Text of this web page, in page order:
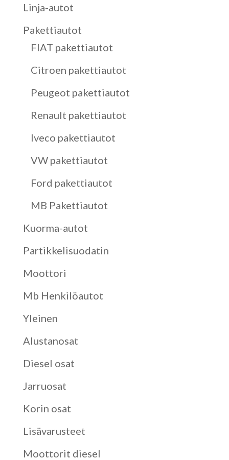
Linja-autot
Pakettiautot
FIAT pakettiautot
Citroen pakettiautot
Peugeot pakettiautot
Renault pakettiautot
Iveco pakettiautot
VW pakettiautot
Ford pakettiautot
MB Pakettiautot
Kuorma-autot
Partikkelisuodatin
Moottori
Mb Henkilöautot
Yleinen
Alustanosat
Diesel osat
Jarruosat
Korin osat
Lisävarusteet
Moottorit diesel